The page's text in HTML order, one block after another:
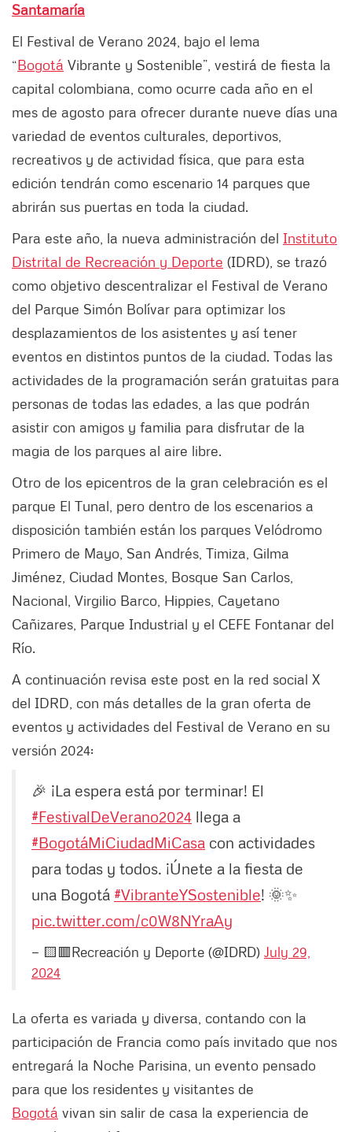
Santamaría
El Festival de Verano 2024, bajo el lema
“Bogotá Vibrante y Sostenible”, vestirá de fiesta la
capital colombiana, como ocurre cada año en el
mes de agosto para ofrecer durante nueve días una
variedad de eventos culturales, deportivos,
recreativos y de actividad física, que para esta
edición tendrán como escenario 14 parques que
abrirán sus puertas en toda la ciudad.
Para este año, la nueva administración del Instituto
Distrital de Recreación y Deporte (IDRD), se trazó
como objetivo descentralizar el Festival de Verano
del Parque Simón Bolívar para optimizar los
desplazamientos de los asistentes y así tener
eventos en distintos puntos de la ciudad. Todas las
actividades de la programación serán gratuitas para
personas de todas las edades, a las que podrán
asistir con amigos y familia para disfrutar de la
magia de los parques al aire libre.
Otro de los epicentros de la gran celebración es el
parque El Tunal, pero dentro de los escenarios a
disposición también están los parques Velódromo
Primero de Mayo, San Andrés, Timiza, Gilma
Jiménez, Ciudad Montes, Bosque San Carlos,
Nacional, Virgilio Barco, Hippies, Cayetano
Cañizares, Parque Industrial y el CEFE Fontanar del
Río.
A continuación revisa este post en la red social X
del IDRD, con más detalles de la gran oferta de
eventos y actividades del Festival de Verano en su
versión 2024:
🎉 ¡La espera está por terminar! El
#FestivalDeVerano2024 llega a
#BogotáMiCiudadMiCasa con actividades
para todas y todos. ¡Únete a la fiesta de
una Bogotá #VibranteYSostenible! 🌞✨
pic.twitter.com/c0W8NYraAy
— 🟨🟥Recreación y Deporte (@IDRD) July 29,
2024
La oferta es variada y diversa, contando con la
participación de Francia como país invitado que nos
entregará la Noche Parisina, un evento pensado
para que los residentes y visitantes de
Bogotá vivan sin salir de casa la experiencia de